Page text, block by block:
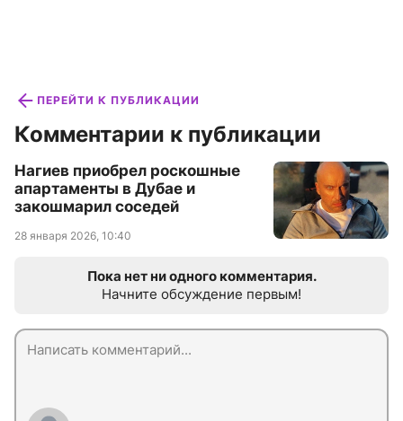
ПЕРЕЙТИ К ПУБЛИКАЦИИ
Комментарии к публикации
Нагиев приобрел роскошные
апартаменты в Дубае и
закошмарил соседей
28 января 2026, 10:40
Пока нет ни одного комментария.
Начните обсуждение первым!